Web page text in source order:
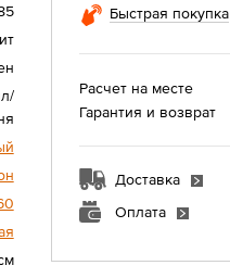
Быстрая покупка
Расчет на месте
Гарантия и возврат
Доставка
Оплата